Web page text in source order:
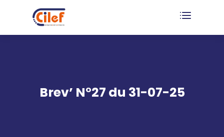
Brev’ N°27 du 31-07-25